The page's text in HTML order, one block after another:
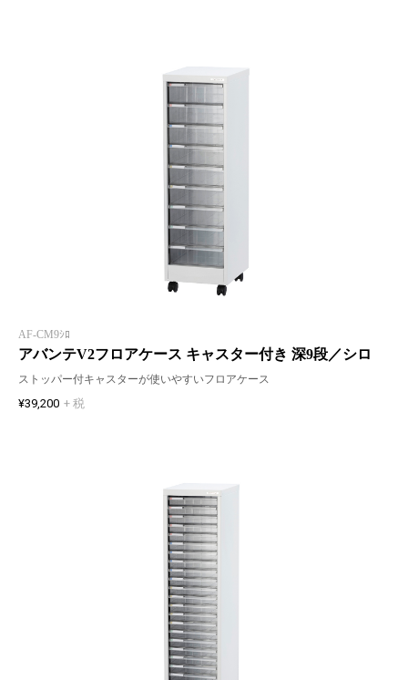
AF-CM9ｼﾛ
アバンテV2フロアケース キャスター付き 深9段／シロ
ストッパー付キャスターが使いやすいフロアケース
¥39,200 + 税